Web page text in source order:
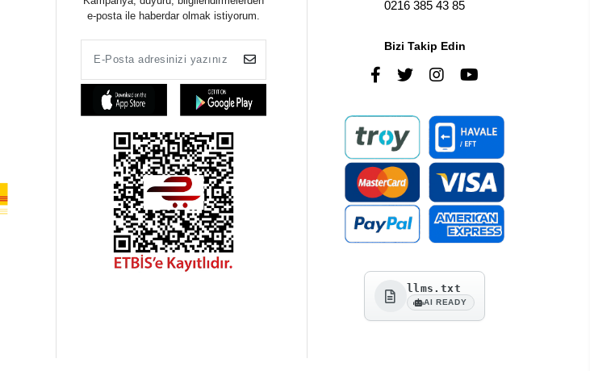
e-posta ile haberdar olmak istiyorum.
0216 385 43 85
Bizi Takip Edin
llms.txt
AI READY